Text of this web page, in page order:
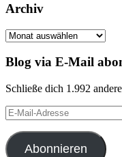
Archiv
Archiv
Blog via E-Mail
Schließe dich 1.992
E-
Mail-
Adresse
Abonnieren